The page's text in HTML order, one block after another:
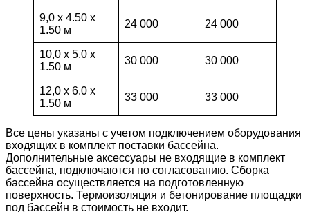
9,0 х 4.50 х
1.50 м
24 000 24 000
10,0 х 5.0 х
1.50 м
30 000 30 000
12,0 х 6.0 х
1.50 м
33 000 33 000
Все цены указаны с учетом подключением оборудования
входящих в комплект поставки бассейна.
Дополнительные аксессуары не входящие в комплект
бассейна, подключаются по согласованию. Сборка
бассейна осуществляется на подготовленную
поверхность. Термоизоляция и бетонирование площадки
под бассейн в стоимость не входит.